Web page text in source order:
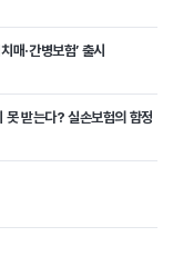
매·간병보험’ 출시
못 받는다? 실손보험의 함정